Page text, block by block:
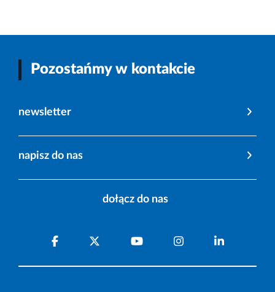
Pozostańmy w kontakcie
newsletter
napisz do nas
dołącz do nas